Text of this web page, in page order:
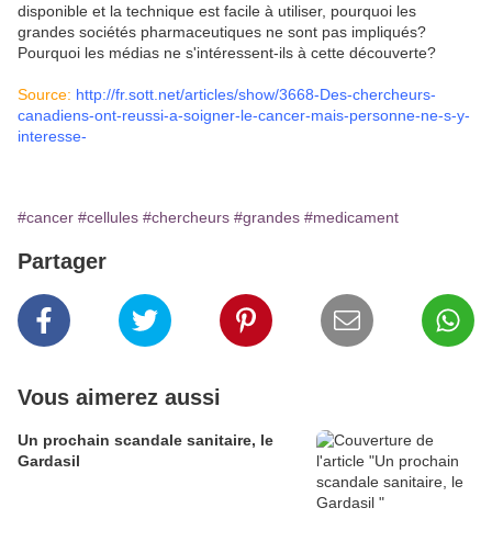
disponible et la technique est facile à utiliser, pourquoi les
grandes sociétés pharmaceutiques ne sont pas impliqués?
Pourquoi les médias ne s'intéressent-ils à cette découverte?
Source: http://fr.sott.net/articles/show/3668-Des-chercheurs-
canadiens-ont-reussi-a-soigner-le-cancer-mais-personne-ne-s-y-
interesse-
#cancer #cellules #chercheurs #grandes #medicament
Partager
Vous aimerez aussi
Un prochain scandale sanitaire, le
Gardasil